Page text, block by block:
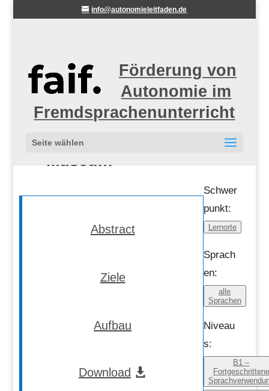
info@autonomieleitfaden.de
Förderung von
Autonomie im
Fremdsprachenunterricht
Seite wählen
Sprachenlernen im
Museum
Abstract
Ziele
Aufbau
Download
Schwer
punkt:
Lernorte
Sprach
en:
alle
Sprachen
Niveau
s:
B1 –
Fortgeschrittene